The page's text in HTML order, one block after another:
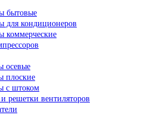
бытовые
для кондиционеров
коммерческие
осевые
плоские
с штоком
решетки вентиляторов